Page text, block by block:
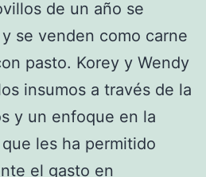
de un año se
se venden como carne
pasto. Korey y Wendy
insumos a través de la
y un enfoque en la
les ha permitido
el gasto en